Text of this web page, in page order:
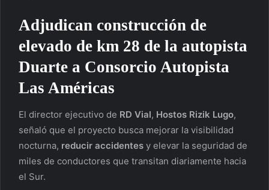
Adjudican construcción de
elevado de km 28 de la autopista
Duarte a Consorcio Autopista
Las Américas
El director ejecutivo de RD Vial, Hostos Rizik Lugo,
señaló que el proyecto busca mejorar la visibilidad
nocturna, reducir accidentes y elevar la seguridad de
miles de conductores que transitan diariamente hacia
el Sur.